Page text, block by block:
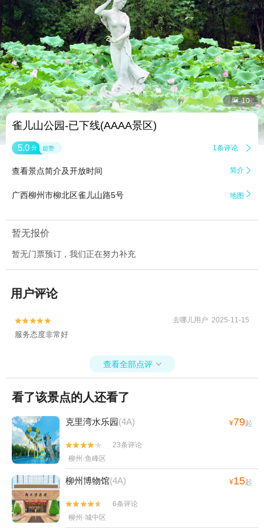
 10
雀儿山公园-已下线(AAAA景区)
5.0 分 超赞 1条评论 
查看景点简介及开放时间 简介 
广西柳州市柳北区雀儿山路5号 地图 
暂无报价
暂无门票预订，我们正在努力补充
用户评论

 去哪儿用户 2025-11-15
服务态度非常好
查看全部点评 
看了该景点的人还看了
克里湾水乐园(4A) ¥79起


23条评论
柳州·鱼峰区
柳州博物馆(4A) ¥15起


6条评论
柳州·城中区
